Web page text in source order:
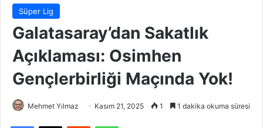
Süper Lig
Galatasaray’dan Sakatlık
Açıklaması: Osimhen
Gençlerbirliği Maçında Yok!
Mehmet Yılmaz Kasım 21, 2025 1 1 dakika okuma süresi
Facebook
X Reddit WhatsApp